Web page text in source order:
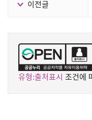
이전글
유형:출처표시 조건에